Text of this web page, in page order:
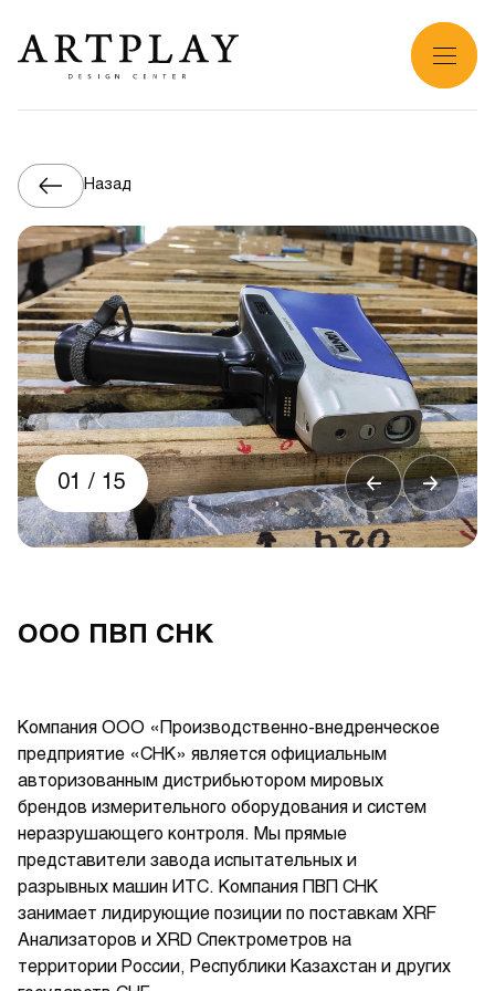
Назад
01 / 15
ООО ПВП СНК
Компания ООО «Производственно-внедренческое
предприятие «СНК» является официальным
авторизованным дистрибьютором мировых
брендов измерительного оборудования и систем
неразрушающего контроля. Мы прямые
представители завода испытательных и
разрывных машин ИТС. Компания ПВП СНК
занимает лидирующие позиции по поставкам XRF
Анализаторов и XRD Спектрометров на
территории России, Республики Казахстан и других